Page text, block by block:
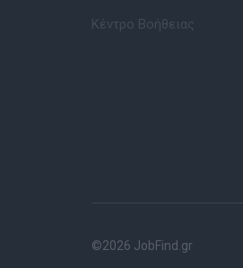
Κέντρο Βοήθειας
©2026 JobFind.gr